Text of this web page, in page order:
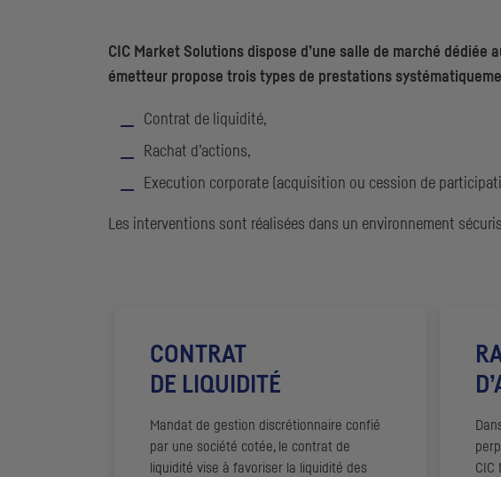
CIC Market Solutions dispose d’une salle de marché dédiée
émetteur propose trois types de prestations
Contrat de liquidité,
Rachat d’actions,
Execution corporate (acquisition ou cession de
Les interventions sont réalisées dans un environnement
CONTRAT
DE LIQUIDITÉ
Mandat de gestion discrétionnaire confié
par une société cotée, le contrat de
liquidité vise à favoriser la liquidité des
CIC